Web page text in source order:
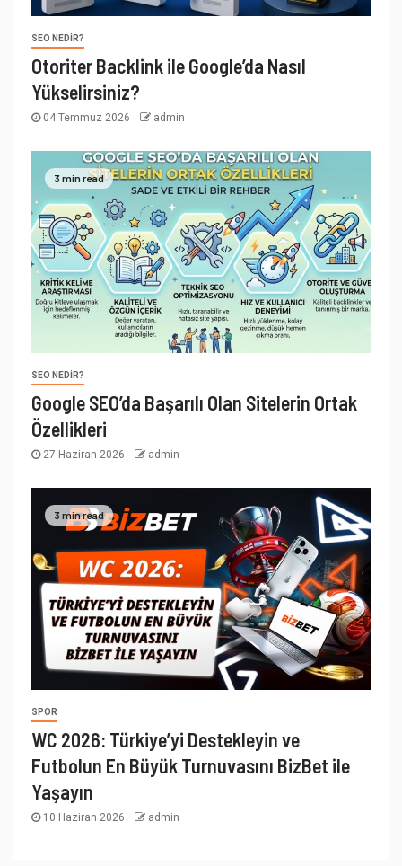
SEO NEDIR?
Otoriter Backlink ile Google’da Nasıl
Yükselirsiniz?
04 Temmuz 2026 admin
3 min read
SEO NEDIR?
Google SEO’da Başarılı Olan Sitelerin Ortak
Özellikleri
27 Haziran 2026 admin
3 min read
SPOR
WC 2026: Türkiye’yi Destekleyin ve
Futbolun En Büyük Turnuvasını BizBet ile
Yaşayın
10 Haziran 2026 admin